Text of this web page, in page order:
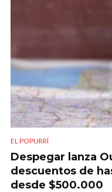
EL POPURRÍ
Despegar lanza
descuentos de
desde $500.000